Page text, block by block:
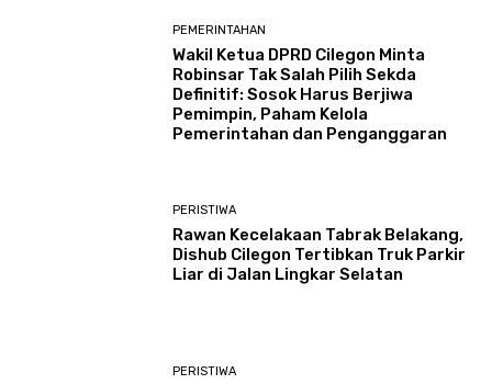
PEMERINTAHAN
Wakil Ketua DPRD Cilegon Minta
Robinsar Tak Salah Pilih Sekda
Definitif: Sosok Harus Berjiwa
Pemimpin, Paham Kelola
Pemerintahan dan Penganggaran
PERISTIWA
Rawan Kecelakaan Tabrak Belakang,
Dishub Cilegon Tertibkan Truk Parkir
Liar di Jalan Lingkar Selatan
PERISTIWA